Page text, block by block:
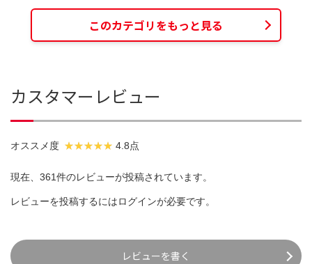
このカテゴリをもっと見る
カスタマーレビュー
オススメ度 4.8点
現在、361件のレビューが投稿されています。
レビューを投稿するにはログインが必要です。
レビューを書く